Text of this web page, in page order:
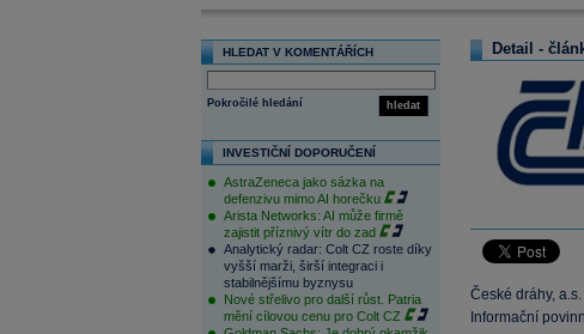
HLEDAT V KOMENTÁŘÍCH
hledat
Pokročilé hledání
INVESTIČNÍ DOPORUČENÍ
AstraZeneca jako sázka na
defenzivu mimo AI horečku
Arista Networks: AI může firmě
zajistit příznivý vítr do zad
Analytický radar: Colt CZ roste díky
vyšší marži, širší integraci i
stabilnějšímu byznysu
Nové střelivo pro další růst. Patria
mění cílovou cenu pro Colt CZ
Detail -
České dráhy,
Informační